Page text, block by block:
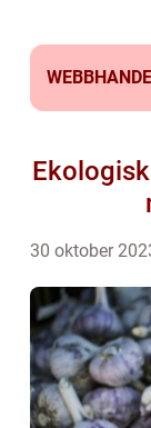
30 oktober